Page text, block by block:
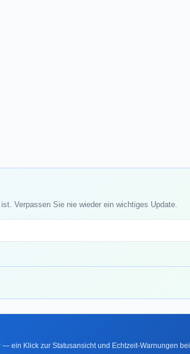
Verpassen Sie nie wieder ein wichtiges Update.
ein Klick zur Statusansicht und Echtzeit-Warnungen bei